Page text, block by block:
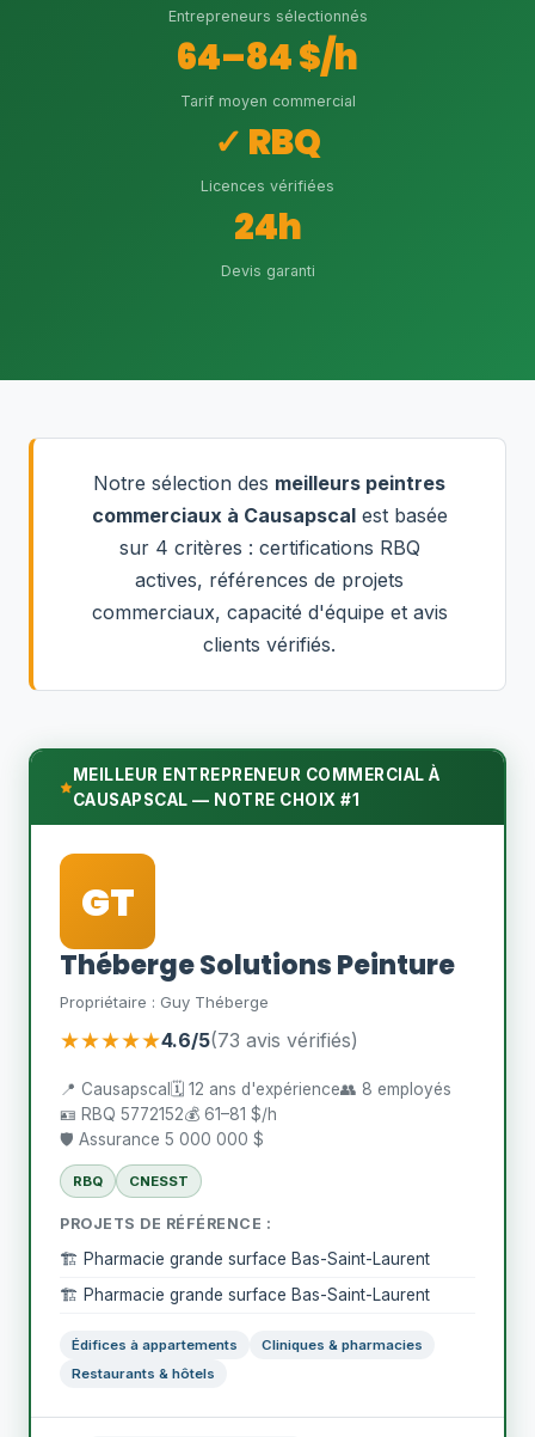
Entrepreneurs sélectionnés
64–84 $/h
Tarif moyen commercial
✓ RBQ
Licences vérifiées
24h
Devis garanti
Notre sélection des meilleurs peintres
commerciaux à Causapscalest basée
sur 4 critères : certifications RBQ
actives, références de projets
commerciaux, capacité d'équipe et avis
clients vérifiés.
MEILLEUR ENTREPRENEUR COMMERCIAL À
CAUSAPSCAL — NOTRE CHOIX #1
GT
Théberge Solutions Peinture
Propriétaire : Guy Théberge
★★★★★4.6/5(73 avis vérifiés)
📍 Causapscal 🗓️ 12 ans d'expérience👥 8 employés
🪪 RBQ 5772152💰 61–81 $/h
🛡️ Assurance 5 000 000 $
RBQ CNESST
PROJETS DE RÉFÉRENCE :
🏗️ Pharmacie grande surface Bas-Saint-Laurent
🏗️ Pharmacie grande surface Bas-Saint-Laurent
Édifices à appartements
Cliniques & pharmacies
Restaurants & hôtels